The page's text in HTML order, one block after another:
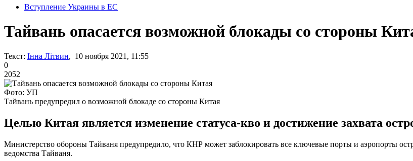
Вступление Украины в ЕС
Тайвань опасается возможной блокады со стороны
Текст: Інна Літвин, 10 ноября 2021, 11:55
0
2052
Фото: УП
Тайвань предупредил о возможной блокаде со стороны Китая
Целью Китая является изменение статуса-кво и достижение захвата
Министерство обороны Тайваня предупредило, что КНР может заблокировать все ключевые порты и аэропорты
ведомства Тайваня.